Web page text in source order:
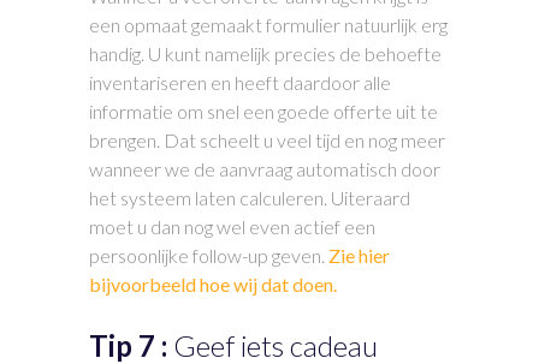
een opmaat gemaakt formulier natuurlijk erg
handig. U kunt namelijk precies de behoefte
inventariseren en heeft daardoor alle
informatie om snel een goede offerte uit te
brengen. Dat scheelt u veel tijd en nog meer
wanneer we de aanvraag automatisch door
het systeem laten calculeren. Uiteraard
moet u dan nog wel even actief een
persoonlijke follow-up geven. Zie hier
bijvoorbeeld hoe wij dat doen.
Tip 7 : Geef iets cadeau